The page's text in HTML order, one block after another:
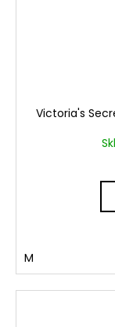
Victoria's
M